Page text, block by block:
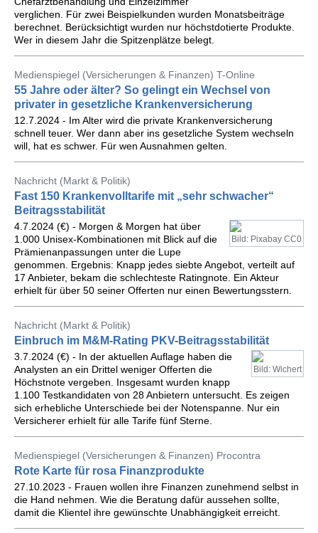
verglichen. Für zwei Beispielkunden wurden Monatsbeiträge
berechnet. Berücksichtigt wurden nur höchstdotierte Produkte.
Wer in diesem Jahr die Spitzenplätze belegt.
Medienspiegel (Versicherungen & Finanzen) T-Online
55 Jahre oder älter? So gelingt ein Wechsel von
privater in gesetzliche Krankenversicherung
12.7.2024 - Im Alter wird die private Krankenversicherung
schnell teuer. Wer dann aber ins gesetzliche System wechseln
will, hat es schwer. Für wen Ausnahmen gelten.
Nachricht (Markt & Politik)
Fast 150 Krankenvolltarife mit „sehr schwacher“
Beitragsstabilität
Bild: Pixabay CC0
4.7.2024 (€) - Morgen & Morgen hat über
1.000 Unisex-Kombinationen mit Blick auf die
Prämienanpassungen unter die Lupe
genommen. Ergebnis: Knapp jedes siebte Angebot, verteilt auf
17 Anbieter, bekam die schlechteste Ratingnote. Ein Akteur
erhielt für über 50 seiner Offerten nur einen Bewertungsstern.
Nachricht (Markt & Politik)
Einbruch im M&M-Rating PKV-Beitragsstabilität
Bild: Wichert
3.7.2024 (€) - In der aktuellen Auflage haben die
Analysten an ein Drittel weniger Offerten die
Höchstnote vergeben. Insgesamt wurden knapp
1.100 Testkandidaten von 28 Anbietern untersucht. Es zeigen
sich erhebliche Unterschiede bei der Notenspanne. Nur ein
Versicherer erhielt für alle Tarife fünf Sterne.
Medienspiegel (Versicherungen & Finanzen) Procontra
Rote Karte für rosa Finanzprodukte
27.10.2023 - Frauen wollen ihre Finanzen zunehmend selbst in
die Hand nehmen. Wie die Beratung dafür aussehen sollte,
damit die Klientel ihre gewünschte Unabhängigkeit erreicht.